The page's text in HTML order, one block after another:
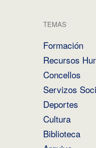
TEMAS
Formación
Recursos
Concellos
Servizos
Deportes
Cultura
Biblioteca